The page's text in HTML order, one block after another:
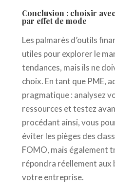
Conclusion : choisir
par effet de mode
Les palmarès d’outils
utiles pour explorer le
tendances, mais ils ne
choix. En tant que PME,
pragmatique : analysez
ressources et testez
procédant ainsi, vous
éviter les pièges des
FOMO, mais également
répondra réellement aux
votre entreprise.